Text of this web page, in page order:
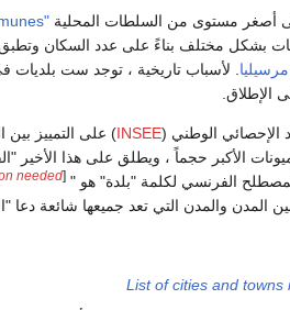
أصغر مستوى من السلطات المحلية "communes"
بشكل مختلف بناءً على عدد السكان
مرسيليا . لأسباب تاريخية ، توجد ست بلديات
الإطلاق.
الإحصائي الوطني (INSEE) على التمييز بين
نسمة والكوميونات الأكبر حجماً ، ويطلق على هذا
الفرنسي لكلمة "بلدة" هو " needed]
المدن والمدن التي تعد جميعها شائعة دعا
List of cities and towns